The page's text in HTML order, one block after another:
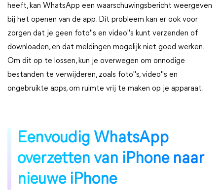
heeft, kan WhatsApp een waarschuwingsbericht weergeven
bij het openen van de app. Dit probleem kan er ook voor
zorgen dat je geen foto"s en video"s kunt verzenden of
downloaden, en dat meldingen mogelijk niet goed werken.
Om dit op te lossen, kun je overwegen om onnodige
bestanden te verwijderen, zoals foto"s, video"s en
ongebruikte apps, om ruimte vrij te maken op je apparaat.
Eenvoudig WhatsApp
overzetten van iPhone naar
nieuwe iPhone